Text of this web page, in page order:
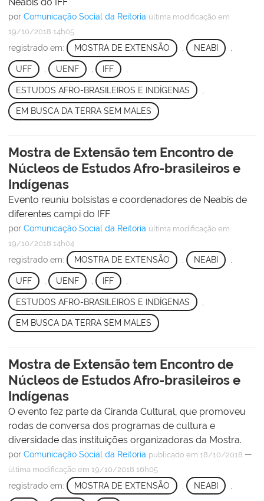
por Comunicação Social da Reitoria última modificação em
19/10/2018 14h05
registrado em: MOSTRA DE EXTENSÃO , NEABI ,
UFF UENF IFF
ESTUDOS AFRO-BRASILEIROS E INDÍGENAS
EM BUSCA DA TERRA SEM MALES
Mostra de Extensão tem Encontro de
Núcleos de Estudos Afro-brasileiros e
Indígenas
Evento reuniu bolsistas e coordenadores de Neabis de
diferentes campi do IFF
por Comunicação Social da Reitoria última modificação em
19/10/2018 14h04
registrado em: MOSTRA DE EXTENSÃO NEABI
UFF UENF IFF
ESTUDOS AFRO-BRASILEIROS E INDÍGENAS
EM BUSCA DA TERRA SEM MALES
Mostra de Extensão tem Encontro de
Núcleos de Estudos Afro-brasileiros e
Indígenas
O evento fez parte da Ciranda Cultural, que promoveu
rodas de conversa dos programas de cultura e
diversidade das instituições organizadoras da Mostra.
por Comunicação Social da Reitoria publicado em 18/10/2018 —
última modificação em 19/10/2018 16h05
registrado em: MOSTRA DE EXTENSÃO NEABI